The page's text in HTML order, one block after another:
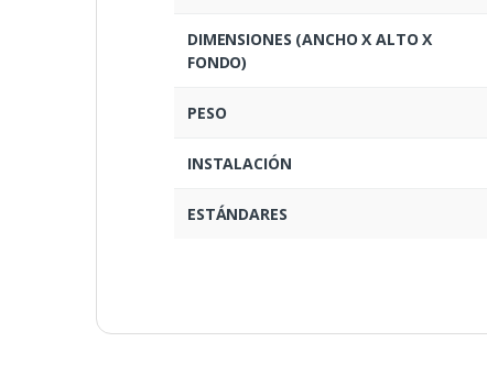
DIMENSIONES (ANCHO X ALTO X
FONDO)
PESO
INSTALACIÓN
ESTÁNDARES